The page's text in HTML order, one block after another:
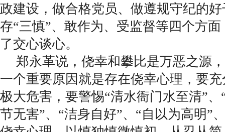
政建设，做合格党员、做遵规守纪的
存“三慎”、敢作为、受监督等四个方
了交心谈心。
郑永革说，侥幸和攀比是万恶之源
一个重要原因就是存在侥幸心理，要
极大危害，要警惕“清水衙门水至清”、
节无害”、“洁身自好”、“自以为高明”